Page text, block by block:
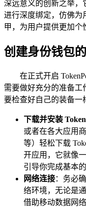
深远意义的创新之举，
进行深度绑定，仿佛为
甲，为用户提供更加个
创建身份钱包
在正式开启
需要做好充分的准备工
要检查好自己的装备一
下载并安装
或者在各大应用
等）轻松下载
开应用，它就像
引导你完成基本
网络连接：务必
络环境，无论是
借助移动数据网